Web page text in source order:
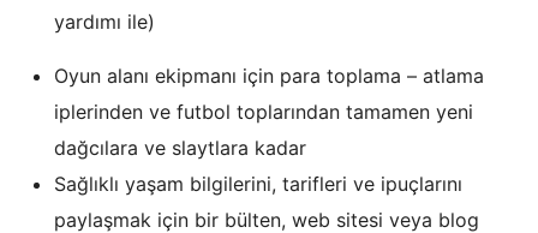
yardımı ile)
Oyun alanı ekipmanı için para toplama – atlama
iplerinden ve futbol toplarından tamamen yeni
dağcılara ve slaytlara kadar
Sağlıklı yaşam bilgilerini, tarifleri ve ipuçlarını
paylaşmak için bir bülten, web sitesi veya blog